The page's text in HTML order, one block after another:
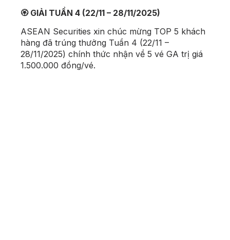
🏵️ GIẢI TUẦN 4 (22/11 – 28/11/2025)
ASEAN Securities xin chúc mừng TOP 5 khách
hàng đã trúng thưởng Tuần 4 (22/11 –
28/11/2025) chính thức nhận về 5 vé GA trị giá
1.500.000 đồng/vé.